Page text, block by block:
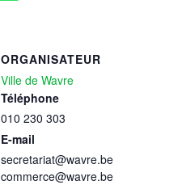
ORGANISATEUR
Ville de Wavre
Téléphone
010 230 303
E-mail
secretariat@wavre.be
commerce@wavre.be